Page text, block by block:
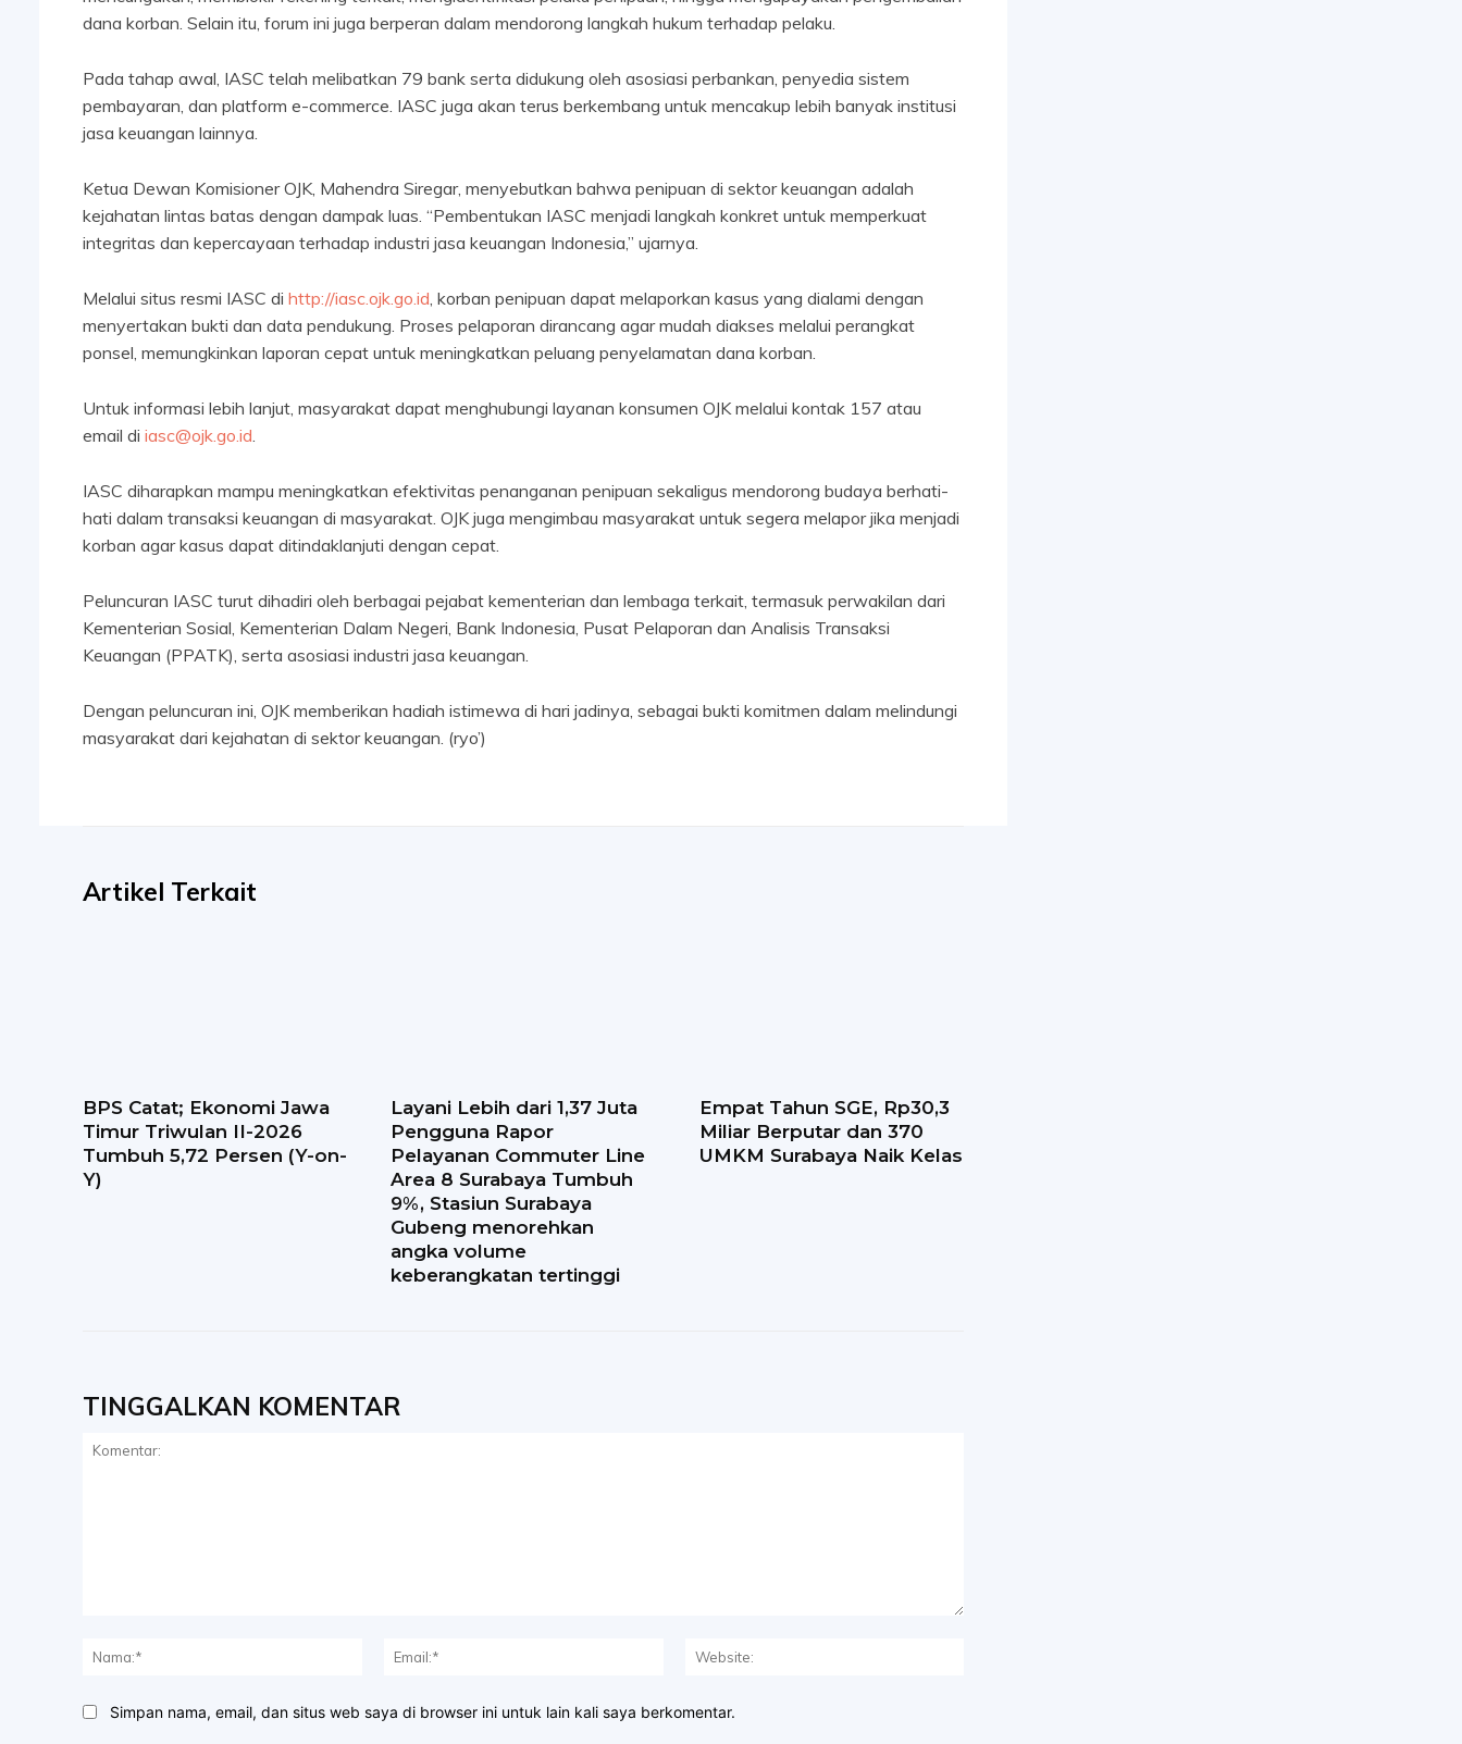
dana korban. Selain itu, forum ini juga berperan dalam mendorong langkah hukum terhadap pelaku.
Pada tahap awal, IASC telah melibatkan 79 bank serta didukung oleh asosiasi perbankan, penyedia sistem
pembayaran, dan platform e-commerce. IASC juga akan terus berkembang untuk mencakup lebih banyak institusi
jasa keuangan lainnya.
Ketua Dewan Komisioner OJK, Mahendra Siregar, menyebutkan bahwa penipuan di sektor keuangan adalah
kejahatan lintas batas dengan dampak luas. “Pembentukan IASC menjadi langkah konkret untuk memperkuat
integritas dan kepercayaan terhadap industri jasa keuangan Indonesia,” ujarnya.
Melalui situs resmi IASC di http://iasc.ojk.go.id, korban penipuan dapat melaporkan kasus yang dialami dengan
menyertakan bukti dan data pendukung. Proses pelaporan dirancang agar mudah diakses melalui perangkat
ponsel, memungkinkan laporan cepat untuk meningkatkan peluang penyelamatan dana korban.
Untuk informasi lebih lanjut, masyarakat dapat menghubungi layanan konsumen OJK melalui kontak 157 atau
email di iasc@ojk.go.id.
IASC diharapkan mampu meningkatkan efektivitas penanganan penipuan sekaligus mendorong budaya berhati-
hati dalam transaksi keuangan di masyarakat. OJK juga mengimbau masyarakat untuk segera melapor jika menjadi
korban agar kasus dapat ditindaklanjuti dengan cepat.
Peluncuran IASC turut dihadiri oleh berbagai pejabat kementerian dan lembaga terkait, termasuk perwakilan dari
Kementerian Sosial, Kementerian Dalam Negeri, Bank Indonesia, Pusat Pelaporan dan Analisis Transaksi
Keuangan (PPATK), serta asosiasi industri jasa keuangan.
Dengan peluncuran ini, OJK memberikan hadiah istimewa di hari jadinya, sebagai bukti komitmen dalam melindungi
masyarakat dari kejahatan di sektor keuangan. (ryo’)
Artikel Terkait
BPS Catat; Ekonomi Jawa
Timur Triwulan II-2026
Tumbuh 5,72 Persen (Y-on-
Y)
Layani Lebih dari 1,37 Juta
Pengguna Rapor
Pelayanan Commuter Line
Area 8 Surabaya Tumbuh
9%, Stasiun Surabaya
Gubeng menorehkan
angka volume
keberangkatan tertinggi
Empat Tahun SGE, Rp30,3
Miliar Berputar dan 370
UMKM Surabaya Naik Kelas
TINGGALKAN KOMENTAR
Nama:*
Email:*
Simpan nama, email, dan situs web saya di browser ini untuk lain kali saya berkomentar.